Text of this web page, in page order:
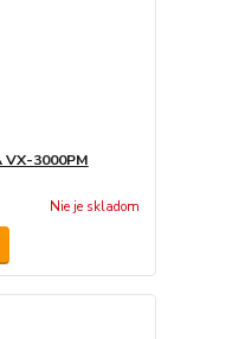
3000PM
Nie je skladom